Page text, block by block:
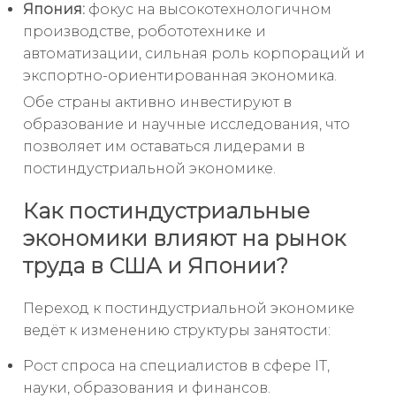
Япония: фокус на высокотехнологичном
производстве, робототехнике и
автоматизации, сильная роль корпораций и
экспортно-ориентированная экономика.
Обе страны активно инвестируют в
образование и научные исследования, что
позволяет им оставаться лидерами в
постиндустриальной экономике.
Как постиндустриальные
экономики влияют на рынок
труда в США и Японии?
Переход к постиндустриальной экономике
ведёт к изменению структуры занятости:
Рост спроса на специалистов в сфере IT,
науки, образования и финансов.